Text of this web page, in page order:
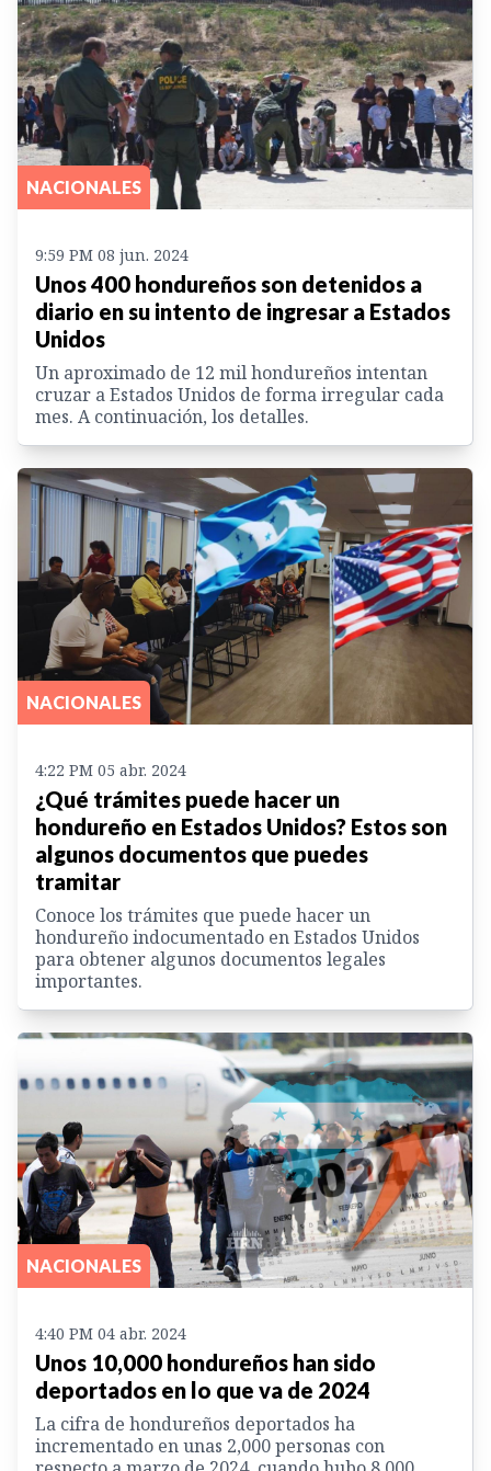
NACIONALES
9:59 PM 08 jun. 2024
Unos 400 hondureños son detenidos a
diario en su intento de ingresar a Estados
Unidos
Un aproximado de 12 mil hondureños intentan
cruzar a Estados Unidos de forma irregular cada
mes. A continuación, los detalles.
NACIONALES
4:22 PM 05 abr. 2024
¿Qué trámites puede hacer un
hondureño en Estados Unidos? Estos son
algunos documentos que puedes
tramitar
Conoce los trámites que puede hacer un
hondureño indocumentado en Estados Unidos
para obtener algunos documentos legales
importantes.
NACIONALES
4:40 PM 04 abr. 2024
Unos 10,000 hondureños han sido
deportados en lo que va de 2024
La cifra de hondureños deportados ha
incrementado en unas 2,000 personas con